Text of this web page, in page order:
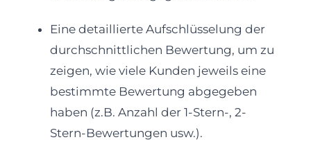
Eine detaillierte Aufschlüsselung der
durchschnittlichen Bewertung, um zu
zeigen, wie viele Kunden jeweils eine
bestimmte Bewertung abgegeben
haben (z.B. Anzahl der 1-Stern-, 2-
Stern-Bewertungen usw.).